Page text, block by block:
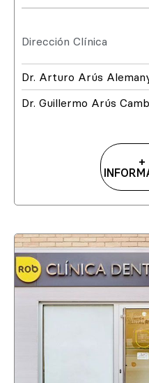
Dirección Clínica
Dr. Arturo Arús
Dr. Guillermo Arús
+